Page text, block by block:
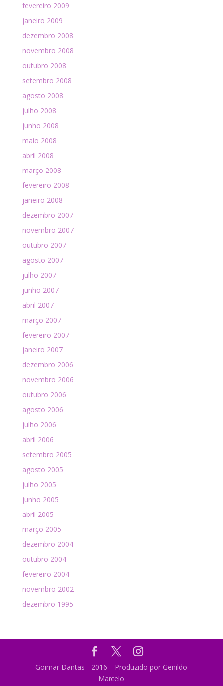
fevereiro 2009
janeiro 2009
dezembro 2008
novembro 2008
outubro 2008
setembro 2008
agosto 2008
julho 2008
junho 2008
maio 2008
abril 2008
março 2008
fevereiro 2008
janeiro 2008
dezembro 2007
novembro 2007
outubro 2007
agosto 2007
julho 2007
junho 2007
abril 2007
março 2007
fevereiro 2007
janeiro 2007
dezembro 2006
novembro 2006
outubro 2006
agosto 2006
julho 2006
abril 2006
setembro 2005
agosto 2005
julho 2005
junho 2005
abril 2005
março 2005
dezembro 2004
outubro 2004
fevereiro 2004
novembro 2002
dezembro 1995
Goimar Dantas - 2016 | Produzido por Genildo
Marcelo